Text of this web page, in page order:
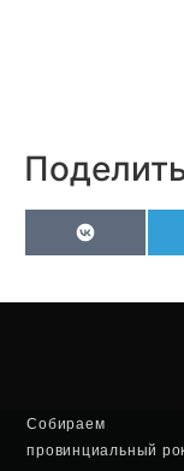
VK
Собираем
провинциальный